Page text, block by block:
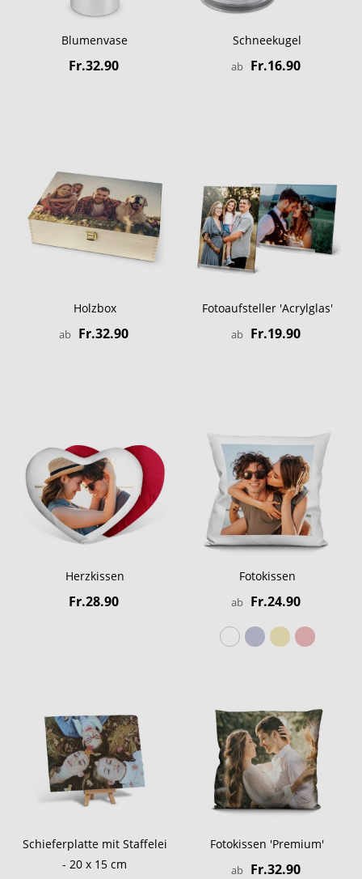
Blumenvase
Fr.32.90
Schneekugel
ab Fr.16.90
Holzbox
ab Fr.32.90
Fotoaufsteller 'Acrylglas'
ab Fr.19.90
Herzkissen
Fr.28.90
Fotokissen
ab Fr.24.90
Schieferplatte mit Staffelei
- 20 x 15 cm
Fotokissen 'Premium'
ab Fr.32.90